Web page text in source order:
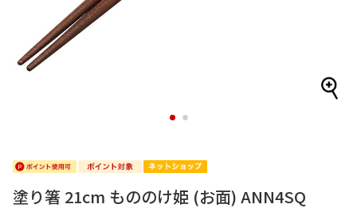
1 2
塗り箸 21cm もののけ姫 (お面) ANN4SQ